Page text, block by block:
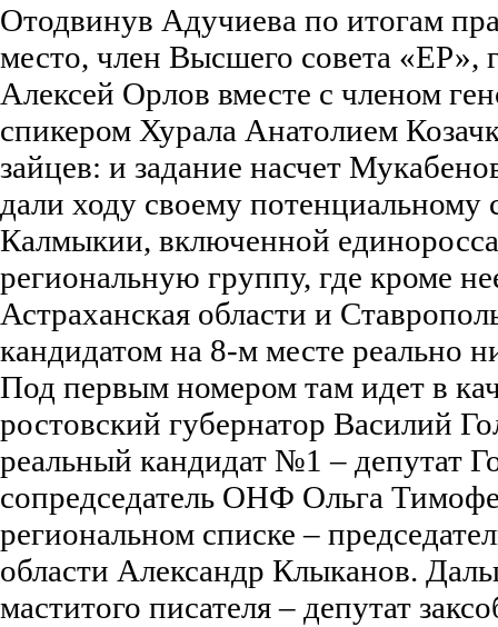
Отодвинув Адучиева по итогам
место, член Высшего совета «ЕР»,
Алексей Орлов вместе с членом
спикером Хурала Анатолием
зайцев: и задание насчет
дали ходу своему потенциальному
Калмыкии, включенной
региональную группу, где кроме
Астраханская области и
кандидатом на 8-м месте реально
Под первым номером там идет в
ростовский губернатор Василий
реальный кандидат №1 – депутат
сопредседатель ОНФ Ольга
региональном списке –
области Александр Клыканов.
маститого писателя – депутат